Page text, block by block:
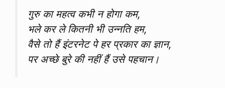
गुरु का महत्व कभी न होगा कम,
भले कर ले कितनी भी उन्नति हम,
वैसे तो हैं इंटरनेट पे हर प्रकार का ज्ञान,
पर अच्छे बुरे की नहीं हैं उसे पहचान।